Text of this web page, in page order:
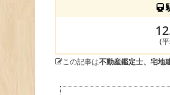
(
この記事は不動産鑑定士、宅地